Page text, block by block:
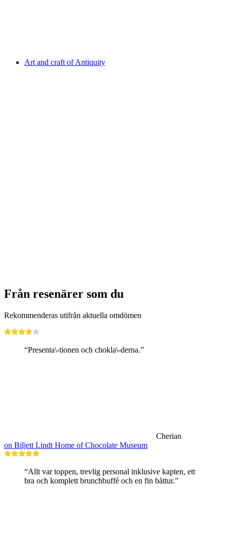
Art and craft of Antiquity
Från resenärer som du
Rekommenderas utifrån aktuella omdömen
“Presenta\-tionen och chokla\-derna.”
Cherian
on Biljett Lindt Home of Chocolate Museum
“Allt var toppen, trevlig personal inklusive kapten, ett
bra och komplett brunchbuffé och en fin båttur.”